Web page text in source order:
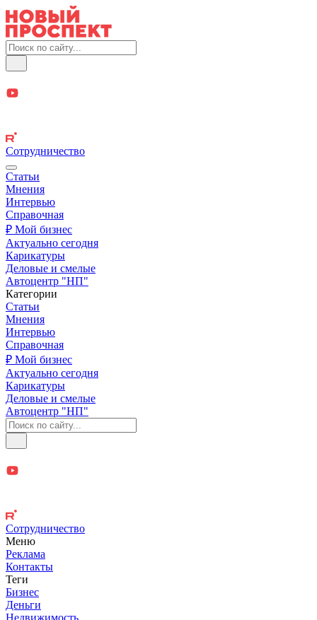
Сотрудничество
Статьи
Мнения
Интервью
Справочная
₽ Мой бизнес
Актуально сегодня
Карикатуры
Деловые и смелые
Автоцентр "НП"
Категории
Статьи
Мнения
Интервью
Справочная
₽ Мой бизнес
Актуально сегодня
Карикатуры
Деловые и смелые
Автоцентр "НП"
Сотрудничество
Меню
Реклама
Контакты
Теги
Бизнес
Деньги
Недвижимость